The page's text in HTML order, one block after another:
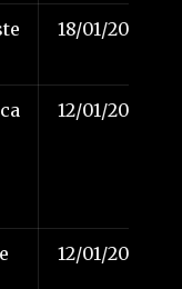
18/01/2025
12/01/2025
12/01/2025